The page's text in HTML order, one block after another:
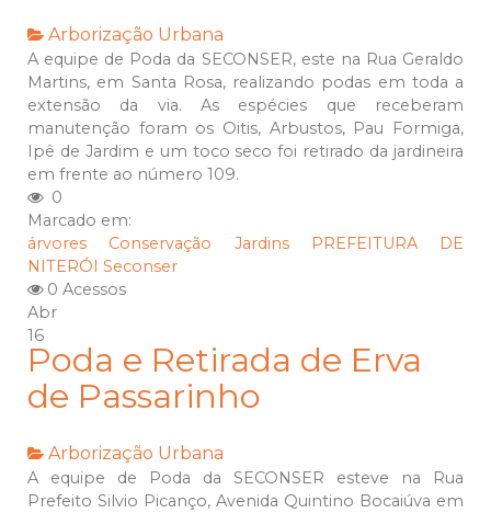
Arborização Urbana
A equipe de Poda da SECONSER, este na Rua Geraldo
Martins, em Santa Rosa, realizando podas em toda a
extensão da via. As espécies que receberam
manutenção foram os Oitis, Arbustos, Pau Formiga,
Ipê de Jardim e um toco seco foi retirado da jardineira
em frente ao número 109.
0
Marcado em:
árvores
Conservação Jardins
PREFEITURA DE
NITERÓI Seconser
0 Acessos
Abr
16
Poda e Retirada de Erva
de Passarinho
Arborização Urbana
A equipe de Poda da SECONSER esteve na Rua
Prefeito Silvio Picanço, Avenida Quintino Bocaiúva em